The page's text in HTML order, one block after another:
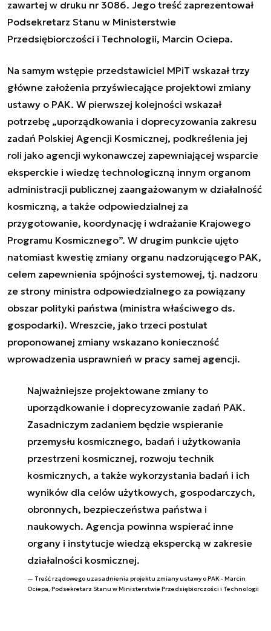
zawartej w druku nr 3086. Jego treść zaprezentował
Podsekretarz Stanu w Ministerstwie
Przedsiębiorczości i Technologii, Marcin Ociepa.
Na samym wstępie przedstawiciel MPiT wskazał trzy
główne założenia przyświecające projektowi zmiany
ustawy o PAK. W pierwszej kolejności wskazał
potrzebę „uporządkowania i doprecyzowania zakresu
zadań Polskiej Agencji Kosmicznej, podkreślenia jej
roli jako agencji wykonawczej zapewniającej wsparcie
eksperckie i wiedzę technologiczną innym organom
administracji publicznej zaangażowanym w działalność
kosmiczną, a także odpowiedzialnej za
przygotowanie, koordynację i wdrażanie Krajowego
Programu Kosmicznego”. W drugim punkcie ujęto
natomiast kwestię zmiany organu nadzorującego PAK,
celem zapewnienia spójności systemowej, tj. nadzoru
ze strony ministra odpowiedzialnego za powiązany
obszar polityki państwa (ministra właściwego ds.
gospodarki). Wreszcie, jako trzeci postulat
proponowanej zmiany wskazano konieczność
wprowadzenia usprawnień w pracy samej agencji.
Najważniejsze projektowane zmiany to
uporządkowanie i doprecyzowanie zadań PAK.
Zasadniczym zadaniem będzie wspieranie
przemysłu kosmicznego, badań i użytkowania
przestrzeni kosmicznej, rozwoju technik
kosmicznych, a także wykorzystania badań i ich
wyników dla celów użytkowych, gospodarczych,
obronnych, bezpieczeństwa państwa i
naukowych. Agencja powinna wspierać inne
organy i instytucje wiedzą ekspercką w zakresie
działalności kosmicznej.
Treść rządowego uzasadnienia projektu zmiany ustawy o PAK - Marcin
Ociepa, Podsekretarz Stanu w Ministerstwie Przedsiębiorczości i Technologii